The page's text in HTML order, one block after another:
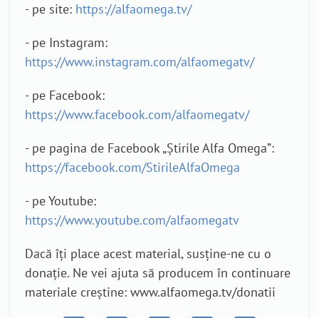
- pe site: https://alfaomega.tv/
- pe Instagram:
https://www.instagram.com/alfaomegatv/
- pe Facebook:
https://www.facebook.com/alfaomegatv/
- pe pagina de Facebook „Știrile Alfa Omega”:
https://facebook.com/StirileAlfaOmega
- pe Youtube:
https://www.youtube.com/alfaomegatv
Dacă îți place acest material, susține-ne cu o
donație. Ne vei ajuta să producem în continuare
materiale creștine: www.alfaomega.tv/donatii